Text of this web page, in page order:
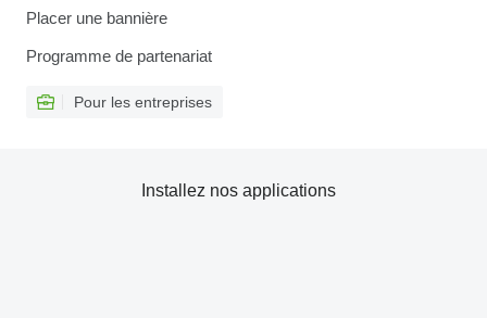
Placer une bannière
Programme de partenariat
Pour les entreprises
Installez nos applications